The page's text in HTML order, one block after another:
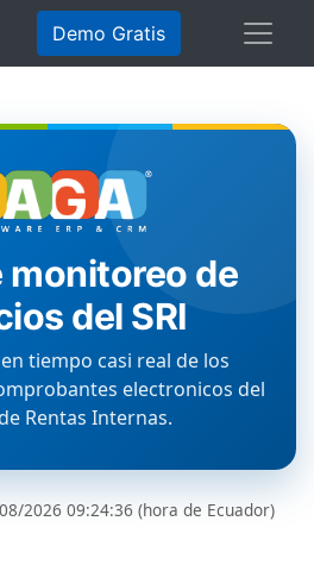
Demo Gratis
monitoreo de
del SRI
tiempo casi real de los
electronicos del
Rentas Internas.
2026 09:24:36 (hora de Ecuador)